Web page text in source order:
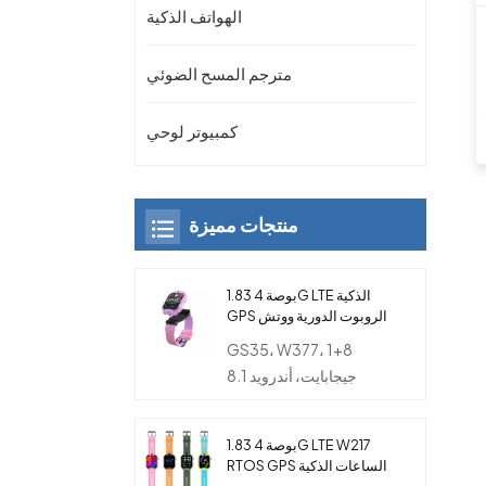
الهواتف الذكية
مترجم المسح الضوئي
كمبيوتر لوحي
منتجات مميزة
1.83 بوصة 4G LTE الذكية
GPS الروبوت الدورية ووتش
للأطفال
GS35، W377، 1+8
جيجابايت، أندرويد 8.1
1.83 بوصة 4G LTE W217
RTOS GPS الساعات الذكية